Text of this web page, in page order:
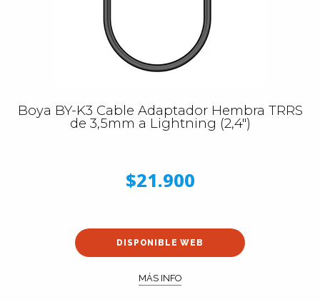
Boya BY-K3 Cable Adaptador Hembra TRRS
de 3,5mm a Lightning (2,4")
$21.900
DISPONIBLE WEB
MÁS INFO